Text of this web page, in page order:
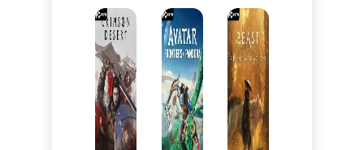
ReimaginedEdition
Y